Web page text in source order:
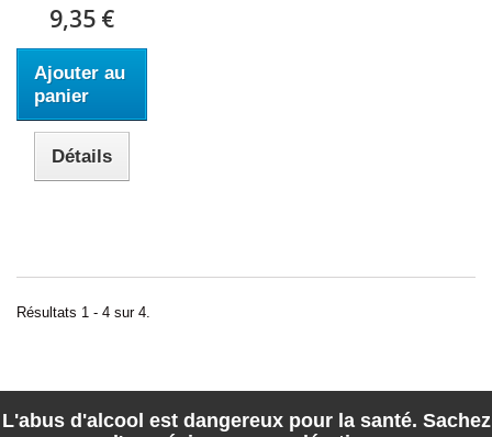
9,35 €
Ajouter au
panier
Détails
Résultats 1 - 4 sur 4.
L'abus d'alcool est dangereux pour la santé. Sachez